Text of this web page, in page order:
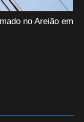
no Areião em